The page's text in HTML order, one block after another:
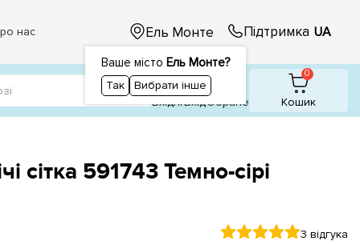
нас Ель Монте
Ваше місто Ель Монте?
Так Вибрати інше
Підтримка UA
1
ВхідніВхiдОбране
0
Кошик
сітка 591743 Темно-сірі
3 відгука